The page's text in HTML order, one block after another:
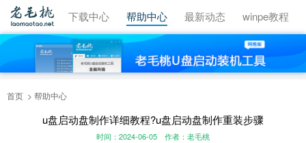
视频教程 下载中心 帮助中心 最新动态 winpe教程
首页 帮助中心
u盘启动盘制作详细教程?u盘启动盘制作重装步骤
时间：2024-06-05 作者：老毛桃